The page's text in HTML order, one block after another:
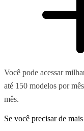
Você pode acessar
até 150 modelos por
mês.
Se você precisar de